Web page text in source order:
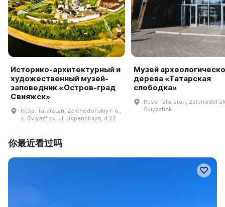
Историко-архитектурный и
художественный музей-
заповедник «Остров-град
Свияжск»
Resp. Tatarstan, Zelenodolʹskiy r-n.,
s. Sviyazhsk, ul. Uspenskaya, d 22
Музей
дерева «Татарская
слободка»
Resp Tatarstan,
Sviyazhsk
你最近看过吗